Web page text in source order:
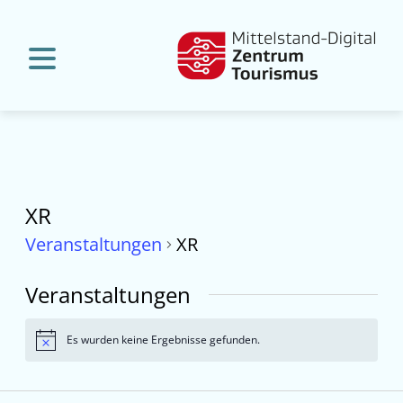
XR
Veranstaltungen XR
Veranstaltungen
HinweisEs wurden keine Ergebnisse gefunden.